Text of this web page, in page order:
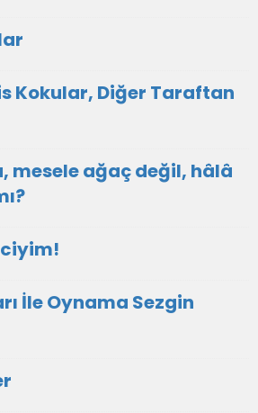
Kokular, Diğer Taraftan
mesele ağaç değil, hâlâ
İle Oynama Sezgin